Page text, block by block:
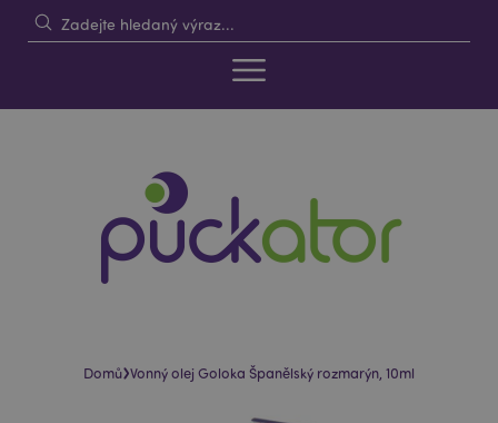
Domů›Vonný olej Goloka Španělský rozmarýn, 10ml